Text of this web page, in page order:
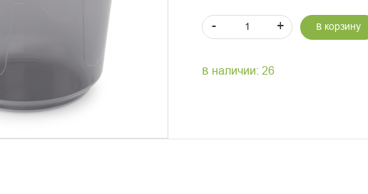
- + В корзину
В наличии: 26